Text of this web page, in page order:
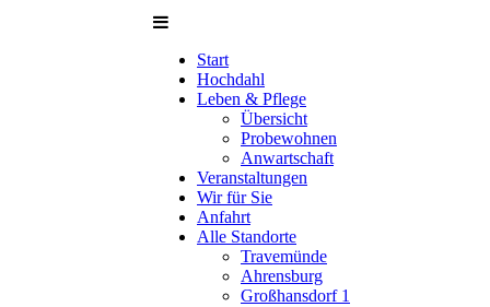
Start
Hochdahl
Leben & Pflege
Übersicht
Probewohnen
Anwartschaft
Veranstaltungen
Wir für Sie
Anfahrt
Alle Standorte
Travemünde
Ahrensburg
Großhansdorf 1